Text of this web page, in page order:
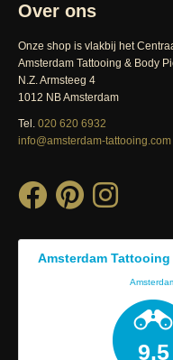
Over ons
Onze shop is vlakbij het
Amsterdam Tattooing & Body
N.Z. Armsteeg 4
1012 NB Amsterdam
Tel. 020 620 6932
info@amsterdam-tattooing.com
Amsterdam
9.5